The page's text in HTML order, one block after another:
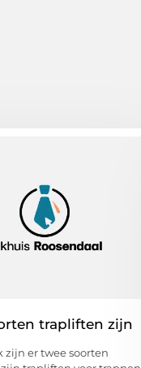
trapliften zijn
zijn er twee soorten